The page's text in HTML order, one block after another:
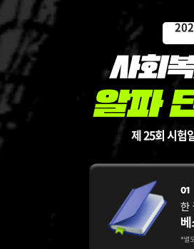
제 25회 시험